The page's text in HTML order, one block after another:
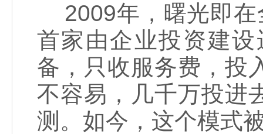
2009年，曙光即在
首家由企业投资建
备，只收服务费，投
不容易，几千万投进
测。如今，这个模式